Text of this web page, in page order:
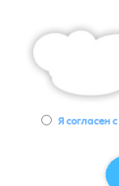
Я согласен с